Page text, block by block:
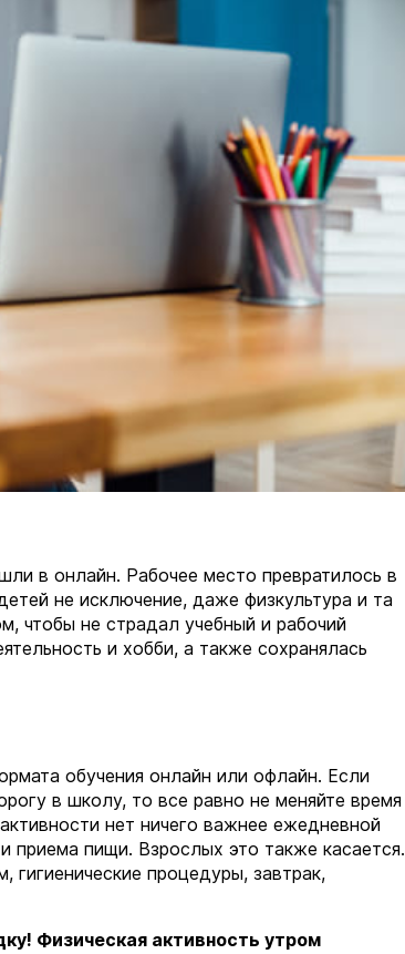
в онлайн. Рабочее место превратилось в
не исключение, даже физкультура и та
чтобы не страдал учебный и рабочий
и хобби, а также сохранялась
обучения онлайн или офлайн. Если
в школу, то все равно не меняйте время
нет ничего важнее ежедневной
пищи. Взрослых это также касается.
процедуры, завтрак,
Физическая активность утром